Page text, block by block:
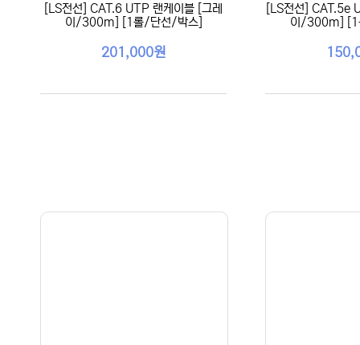
[LS전선] CAT.6 UTP 랜케이블 [그레
이/300m] [1롤/단선/박스]
201,000원
[LS전선] CAT.5e
이/300m] [1